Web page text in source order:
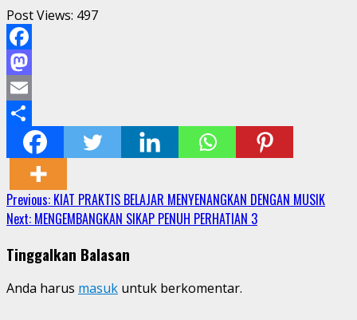
Post Views: 497
Facebook
Mastodon
Email
Share
Continue
Reading
Previous: KIAT PRAKTIS BELAJAR MENYENANGKAN DENGAN MUSIK
Next: MENGEMBANGKAN SIKAP PENUH PERHATIAN 3
Tinggalkan Balasan
Anda harus masuk untuk berkomentar.